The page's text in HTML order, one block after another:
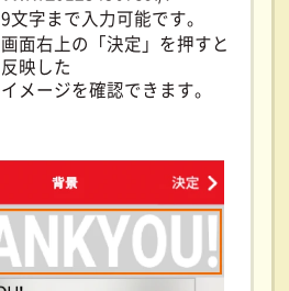
9文字まで入力可能です。
画面右上の「決定」を押すと
反映した
イメージを確認できます。